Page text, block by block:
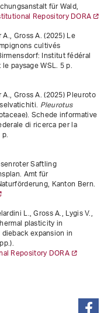
für Wald,
Repository DORA
Gross A. (2025)Le
cultivés
Institut fédéral
paysage WSL. 5 p.
Gross A. (2025)Pleuroto
Pleurotus
. Schede informative
di ricerca per la
Saftling
. Amt für
Kanton Bern.
L., Gross A., Lygis V.,
plasticity in
expansion in
Repository DORA